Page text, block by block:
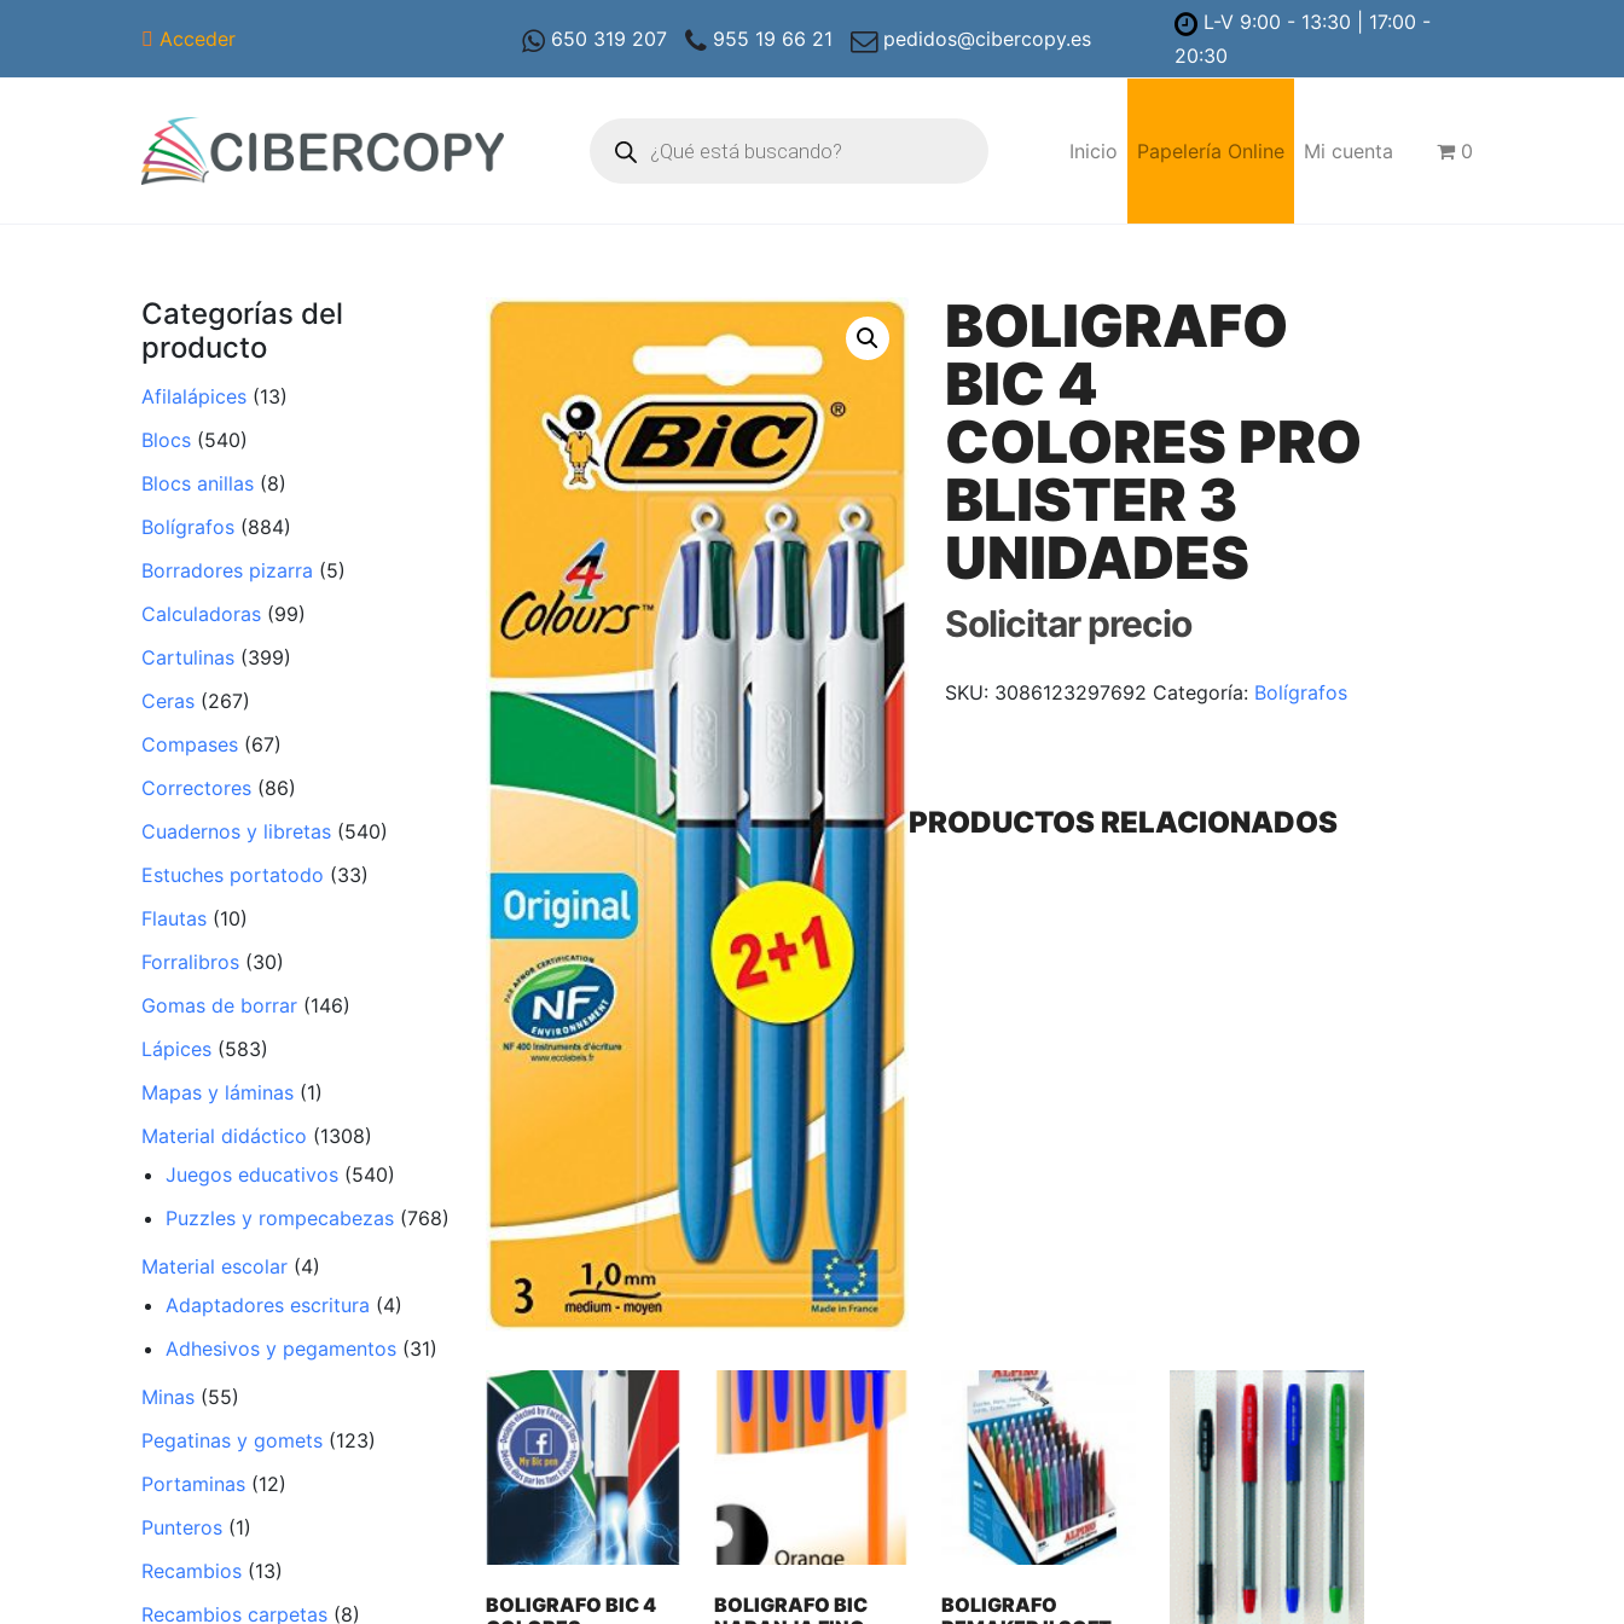
Acceder 650 319 207 955 19 66 21 pedidos@cibercopy.es
L-V 9:00 - 13:30 | 17:00 -
20:30
productos
Inicio Papelería Online Mi cuenta 0
Categorías del
producto
Afilalápices (13)
Blocs (540)
Blocs anillas (8)
Bolígrafos (884)
Borradores pizarra (5)
Calculadoras (99)
Cartulinas (399)
Ceras (267)
Compases (67)
Correctores (86)
Cuadernos y libretas (540)
Estuches portatodo (33)
Flautas (10)
Forralibros (30)
Gomas de borrar (146)
Lápices (583)
Mapas y láminas (1)
Material didáctico (1308)
Juegos educativos (540)
Puzzles y rompecabezas (768)
Material escolar (4)
Adaptadores escritura (4)
Adhesivos y pegamentos (31)
Minas (55)
Pegatinas y gomets (123)
Portaminas (12)
Punteros (1)
Recambios (13)
Recambios carpetas (8)
BOLIGRAFO
BIC 4
COLORES PRO
BLISTER 3
UNIDADES
Solicitar precio
SKU: 3086123297692 Categoría: Bolígrafos
PRODUCTOS RELACIONADOS
BOLIGRAFO BIC 4
BOLIGRAFO BIC
BOLIGRAFO